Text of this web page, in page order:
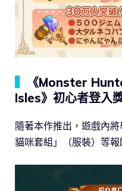
《Monster
Isles》初心者登入
隨著本作推出，遊戲內
貓咪套組」（服裝）等